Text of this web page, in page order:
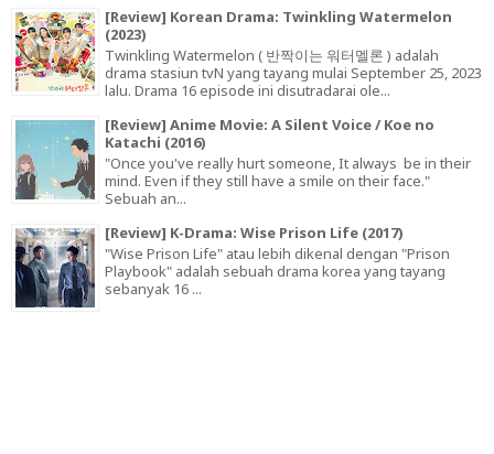
[Review] Korean Drama: Twinkling Watermelon
(2023)
Twinkling Watermelon ( 반짝이는 워터멜론 ) adalah
drama stasiun tvN yang tayang mulai September 25, 2023
lalu. Drama 16 episode ini disutradarai ole...
[Review] Anime Movie: A Silent Voice / Koe no
Katachi (2016)
"Once you've really hurt someone, It always be in their
mind. Even if they still have a smile on their face."
Sebuah an...
[Review] K-Drama: Wise Prison Life (2017)
"Wise Prison Life" atau lebih dikenal dengan "Prison
Playbook" adalah sebuah drama korea yang tayang
sebanyak 16 ...